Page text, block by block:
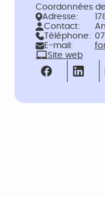
Coordonnées
Adresse:
Contact:
Téléphone:
E-mail:
Site web